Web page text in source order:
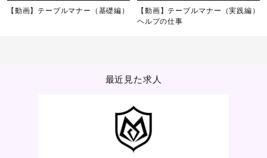
【動画】テーブルマナー（基礎編）
【動画】テーブルマナー（実践編）
ヘルプの仕事
最近見た求人